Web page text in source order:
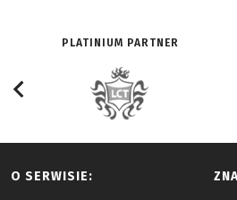
PLATINIUM PARTNER
O SERWISIE: